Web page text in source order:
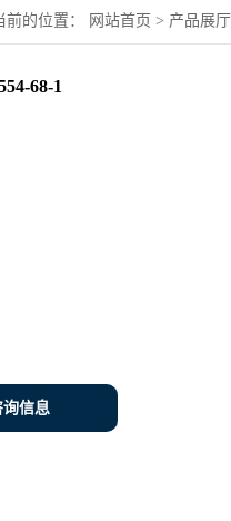
前的位置： 网站首页 > 产品展厅
68-1
信息